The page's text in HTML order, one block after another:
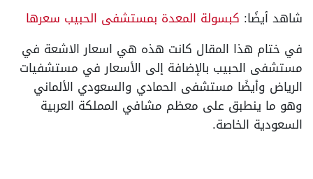
شاهد أيضًا: كبسولة المعدة بمستشفى الحبيب سعرها
في ختام هذا المقال كانت هذه هي اسعار الاشعة في
مستشفى الحبيب بالإضافة إلى الأسعار في مستشفيات
الرياض وأيضًا مستشفى الحمادي والسعودي الألماني
وهو ما ينطبق على معظم مشافي المملكة العربية
السعودية الخاصة.